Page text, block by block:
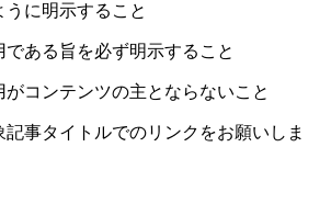
に明示すること
ある旨を必ず明示すること
コンテンツの主とならないこと
事タイトルでのリンクをお願いしま